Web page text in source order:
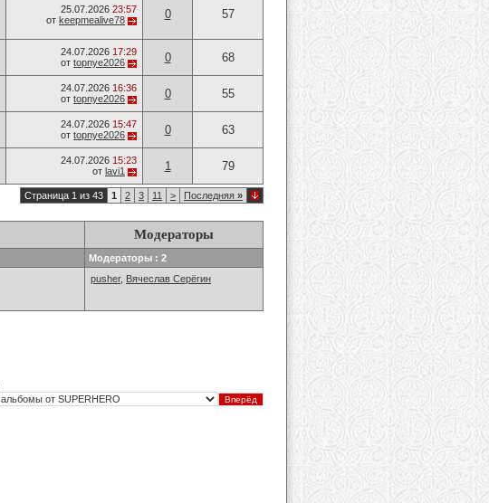
25.07.2026 23:57
от keepmealive78 0 57
24.07.2026 17:29
от topnye2026 0 68
24.07.2026 16:36
от topnye2026 0 55
24.07.2026 15:47
от topnye2026 0 63
24.07.2026 15:23
от lavi1 1 79
Страница 1 из 43 1 2 3 11 > Последняя »
Модераторы
Модераторы : 2
pusher, Вячеслав Серёгин